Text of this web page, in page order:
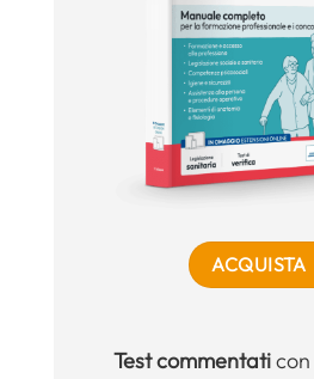
ACQUISTA
Test commentati